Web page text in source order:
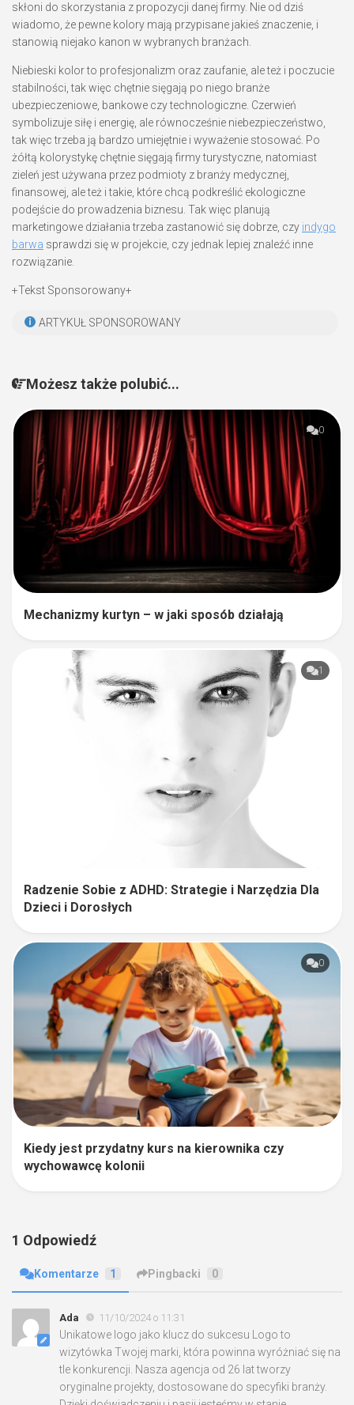
skłoni do skorzystania z propozycji danej firmy. Nie od dziś
wiadomo, że pewne kolory mają przypisane jakieś znaczenie, i
stanowią niejako kanon w wybranych branżach.
Niebieski kolor to profesjonalizm oraz zaufanie, ale też i poczucie
stabilności, tak więc chętnie sięgają po niego branże
ubezpieczeniowe, bankowe czy technologiczne. Czerwień
symbolizuje siłę i energię, ale równocześnie niebezpieczeństwo,
tak więc trzeba ją bardzo umiejętnie i wyważenie stosować. Po
żółtą kolorystykę chętnie sięgają firmy turystyczne, natomiast
zieleń jest używana przez podmioty z branży medycznej,
finansowej, ale też i takie, które chcą podkreślić ekologiczne
podejście do prowadzenia biznesu. Tak więc planują
marketingowe działania trzeba zastanowić się dobrze, czy indygo
barwa sprawdzi się w projekcie, czy jednak lepiej znaleźć inne
rozwiązanie.
+Tekst Sponsorowany+
ARTYKUŁ SPONSOROWANY
Możesz także polubić...
0
Mechanizmy kurtyn – w jaki sposób działają
1
Radzenie Sobie z ADHD: Strategie i Narzędzia Dla
Dzieci i Dorosłych
0
Kiedy jest przydatny kurs na kierownika czy
wychowawcę kolonii
1 Odpowiedź
Komentarze 1 Pingbacki 0
Ada 11/10/2024 o 11:31
Unikatowe logo jako klucz do sukcesu Logo to
wizytówka Twojej marki, która powinna wyróżniać się na
tle konkurencji. Nasza agencja od 26 lat tworzy
oryginalne projekty, dostosowane do specyfiki branży.